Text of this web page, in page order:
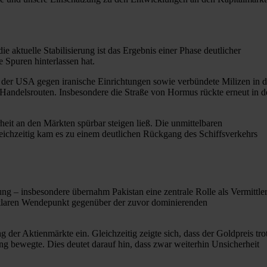
aktuelle Stabilisierung ist das Ergebnis einer Phase deutlicher
hinterlassen hat.
USA gegen iranische Einrichtungen sowie verbündete Milizen in
Insbesondere die Straße von Hormus rückte erneut in
an den Märkten spürbar steigen ließ. Die unmittelbaren
kam es zu einem deutlichen Rückgang des Schiffsverkehrs
– insbesondere übernahm Pakistan eine zentrale Rolle als
Wendepunkt gegenüber der zuvor dominierenden
der Aktienmärkte ein. Gleichzeitig zeigte sich, dass der Goldpreis
bewegte. Dies deutet darauf hin, dass zwar weiterhin Unsicherheit